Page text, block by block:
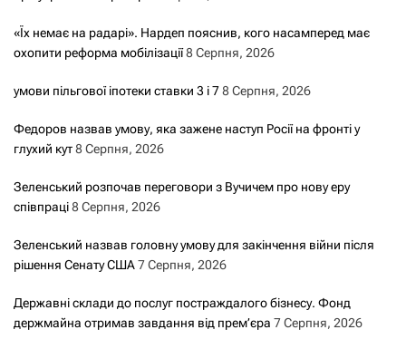
«Їх немає на радарі». Нардеп пояснив, кого насамперед має
охопити реформа мобілізації8 Серпня, 2026
умови пільгової іпотеки ставки 3 і 78 Серпня, 2026
Федоров назвав умову, яка зажене наступ Росії на фронті у
глухий кут8 Серпня, 2026
Зеленський розпочав переговори з Вучичем про нову еру
співпраці8 Серпня, 2026
Зеленський назвав головну умову для закінчення війни після
рішення Сенату США7 Серпня, 2026
Державні склади до послуг постраждалого бізнесу. Фонд
держмайна отримав завдання від прем’єра 7 Серпня, 2026